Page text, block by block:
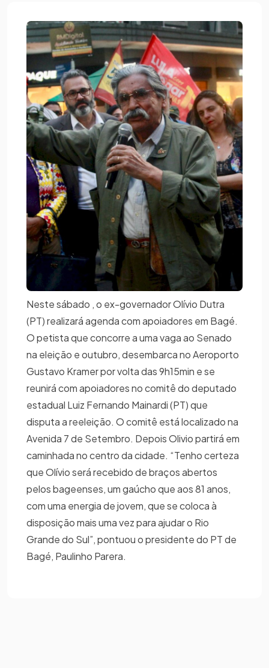
Neste sábado , o ex-governador Olívio Dutra
(PT) realizará agenda com apoiadores em Bagé.
O petista que concorre a uma vaga ao Senado
na eleição e outubro, desembarca no Aeroporto
Gustavo Kramer por volta das 9h15min e se
reunirá com apoiadores no comitê do deputado
estadual Luiz Fernando Mainardi (PT) que
disputa a reeleição. O comitê está localizado na
Avenida 7 de Setembro. Depois Olivio partirá em
caminhada no centro da cidade. “Tenho certeza
que Olívio será recebido de braços abertos
pelos bageenses, um gaúcho que aos 81 anos,
com uma energia de jovem, que se coloca à
disposição mais uma vez para ajudar o Rio
Grande do Sul”, pontuou o presidente do PT de
Bagé, Paulinho Parera.